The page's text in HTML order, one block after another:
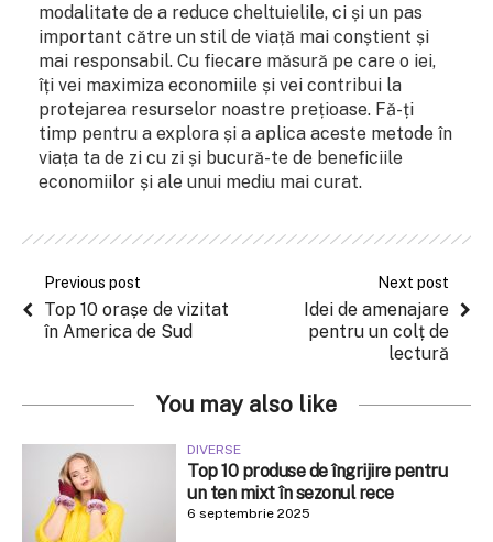
modalitate de a reduce cheltuielile, ci și un pas
important către un stil de viață mai conștient și
mai responsabil. Cu fiecare măsură pe care o iei,
îți vei maximiza economiile și vei contribui la
protejarea resurselor noastre prețioase. Fă-ți
timp pentru a explora și a aplica aceste metode în
viața ta de zi cu zi și bucură-te de beneficiile
economiilor și ale unui mediu mai curat.
Previous post
Top 10 orașe de vizitat
în America de Sud
Next post
Idei de amenajare
pentru un colț de
lectură
You may also like
DIVERSE
Top 10 produse de îngrijire pentru
un ten mixt în sezonul rece
6 septembrie 2025